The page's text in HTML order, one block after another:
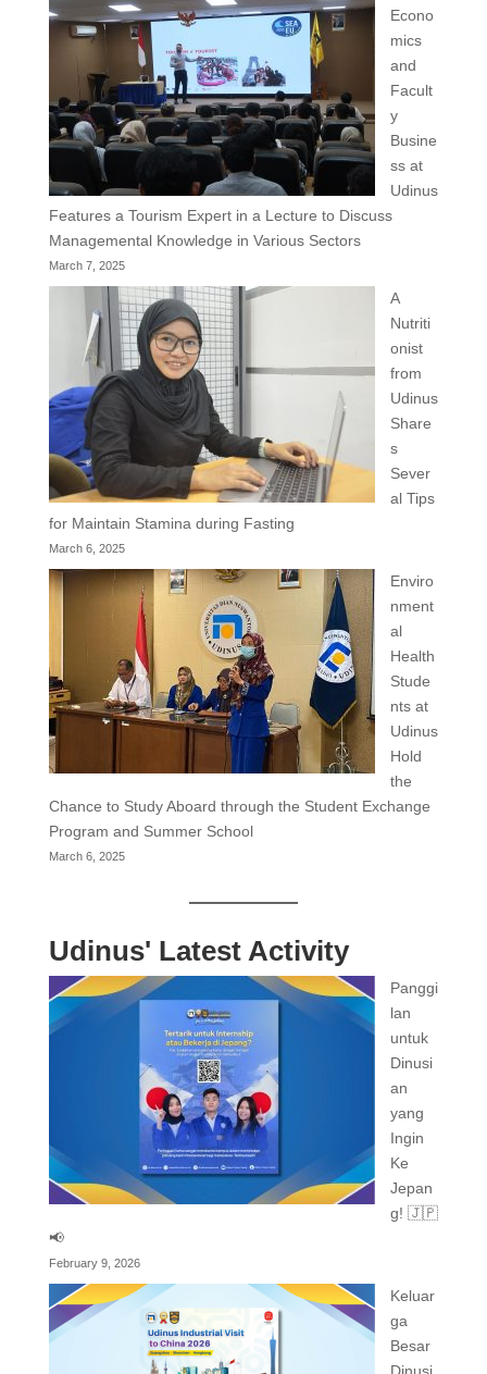
Econo
mics
and
Facult
y
Busine
ss at
Udinus
Features a Tourism Expert in a Lecture to Discuss
Managemental Knowledge in Various Sectors
March 7, 2025
A
Nutriti
onist
from
Udinus
Share
s
Sever
al Tips
for Maintain Stamina during Fasting
March 6, 2025
Enviro
nment
al
Health
Stude
nts at
Udinus
Hold
the
Chance to Study Aboard through the Student Exchange
Program and Summer School
March 6, 2025
Udinus' Latest Activity
Panggi
lan
untuk
Dinusi
an
yang
Ingin
Ke
Jepan
g! 🇯🇵
📢
February 9, 2026
Keluar
ga
Besar